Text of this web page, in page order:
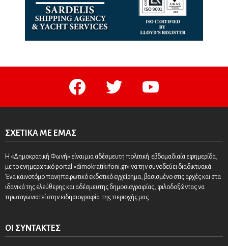
facebook twitter youtube
ΣΧΕΤΙΚΆ ΜΕ ΕΜΆΣ
Η «Δημοκρατική Φωνή» είναι μια αδέσμευτη πολιτική εβδομαδιαία εφημερίδα,
με το ενημερωτικό portal «dimokratikifoni.gr» να την συνοδεύει διαδικτυακά.
Ένα καινοτόμο πανηπειρωτικό εκδοτικό εγχείρημα, βασισμένο στις αρχές και στα
ιδανικά της ελεύθερης και αδέσμευτης δημοσιογραφίας, φιλοδοξώντας να
πρωταγωνιστεί στην ειδησιογραφία της περιοχής μας.
ΟΙ ΣΥΝΤΆΚΤΕΣ